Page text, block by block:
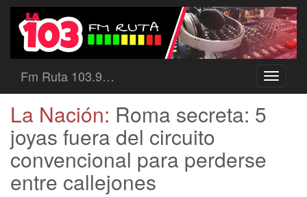
Toggle
Fm Ruta 103.9…
La Nación: Roma secreta: 5
joyas fuera del circuito
convencional para perderse
entre callejones